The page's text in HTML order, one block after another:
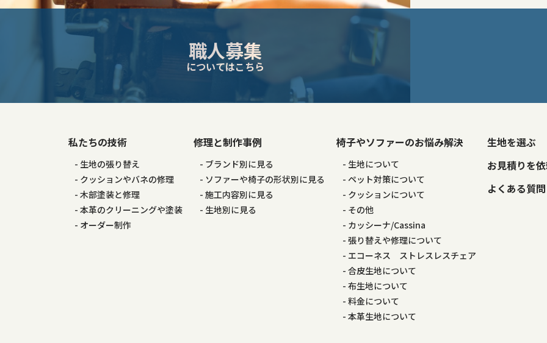
ョ
職人募集
についてはこちら
私たちの技術
生地の張り替え
クッションやバネの修理
木部塗装と修理
本革のクリーニングや塗装
オーダー制作
修理と制作事例
ブランド別に見る
ソファーや椅子の形状別に見る
施工内容別に見る
生地別に見る
椅子やソファーのお悩み解決
生地について
ペット対策について
クッションについて
その他
カッシーナ/Cassina
張り替えや修理について
エコーネス ストレスレスチェア
合皮生地について
布生地について
料金について
本革生地について
生地を選ぶ
お見積りを
よくある質問